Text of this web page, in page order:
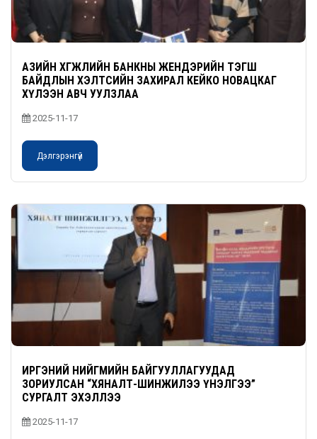
АЗИЙН ХӨГЖЛИЙН БАНКНЫ ЖЕНДЭРИЙН ТЭГШ
БАЙДЛЫН ХЭЛТСИЙН ЗАХИРАЛ КЕЙКО НОВАЦКАГ
ХҮЛЭЭН АВЧ УУЛЗЛАА
2025-11-17
Дэлгэрэнгүй
ИРГЭНИЙ НИЙГМИЙН БАЙГУУЛЛАГУУДАД
ЗОРИУЛСАН “ХЯНАЛТ-ШИНЖИЛЭЭ ҮНЭЛГЭЭ”
СУРГАЛТ ЭХЭЛЛЭЭ
2025-11-17